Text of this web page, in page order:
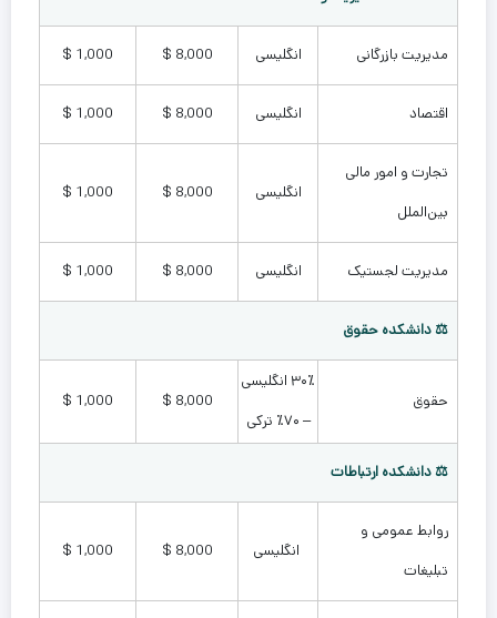
مدیریت بازرگانی انگلیسی 8,000 $
1,000 $
اقتصاد انگلیسی 8,000 $
1,000 $
تجارت و امور مالی
بین‌الملل
انگلیسی 8,000 $
1,000 $
مدیریت لجستیک انگلیسی 8,000 $
1,000 $
⚖️ دانشکده حقوق
حقوق
۳۰٪ انگلیسی
– ۷۰٪ ترکی
8,000 $
1,000 $
⚖️ دانشکده ارتباطات
روابط عمومی و
تبلیغات
انگلیسی 8,000 $
1,000 $